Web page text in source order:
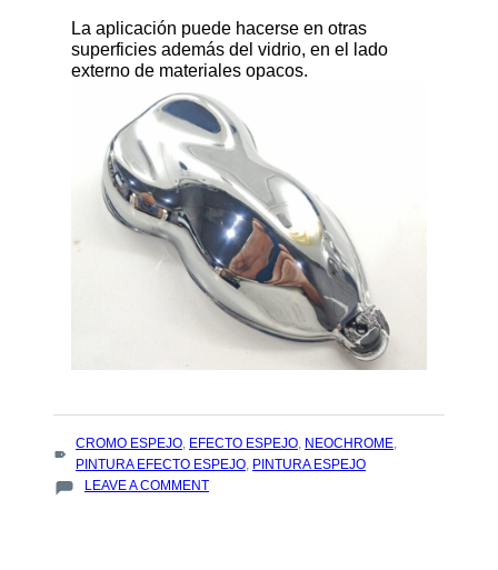
La aplicación puede hacerse en otras
superficies además del vidrio, en el lado
externo de materiales opacos.
TAGS
:
CROMO ESPEJO EFECTO ESPEJO NEOCHROME
PINTURA EFECTO ESPEJO PINTURA ESPEJO
LEAVE A COMMENTON